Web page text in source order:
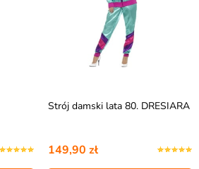
Strój damski lata 80. DRESIARA
149,90 zł